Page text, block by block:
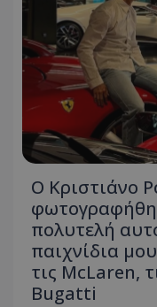
Ο Κριστιάνο
πολυτελή
παιχνίδια
τις McLaren,
Bugatti